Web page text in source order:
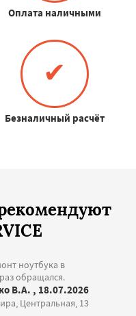
Оплата наличными
✔
Безналичный расчёт
ноутбука в
обращался.
В.А. , 18.07.2026
Центральная, 13